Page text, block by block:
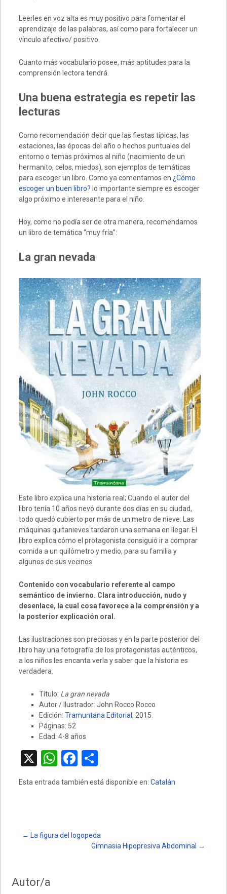
Leerles en voz alta es muy positivo para fomentar el
aprendizaje de las palabras, así como para fortalecer un
vínculo afectivo/ positivo.
Cuanto más vocabulario posee, más aptitudes para la
comprensión lectora tendrá.
Una buena estrategia es repetir las
lecturas
Como recomendación decir que las fiestas típicas, las
estaciones, las épocas del año o hechos puntuales del
entorno o temas próximos al niño (nacimiento de un
hermanito, celos, miedos), son ejemplos de temáticas
para escoger un libro. Como ya comentamos en ¿Cómo
escoger un buen libro? lo importante siempre es escoger
algo próximo e interesante para el niño.
Hoy, como no podía ser de otra manera, recomendamos
un libro de temática “muy fría”:
La gran nevada
Este libro explica una historia real; Cuando el autor del
libro tenía 10 años nevó durante dos días en su ciudad,
todo quedó cubierto por más de un metro de nieve. Las
máquinas quitanieves tardaron una semana en llegar. El
libro explica cómo el protagonista consiguió ir a comprar
comida a un quilómetro y medio, para su familia y
algunos de sus vecinos.
Contenido con vocabulario referente al campo
semántico de invierno. Clara introducción, nudo y
desenlace, la cual cosa favorece a la comprensión y a
la posterior explicación oral.
Las ilustraciones son preciosas y en la parte posterior del
libro hay una fotografía de los protagonistas auténticos,
a los niños les encanta verla y saber que la historia es
verdadera.
Título: La gran nevada
Autor / Ilustrador: John Rocco Rocco
Edición: Tramuntana Editorial , 2015.
Páginas: 52
Edad: 4-8 años
X W
h
at
p
F
a
ce
o
C
o
m
tir
Esta entrada también está disponible en: Catalán
Post
navigation
← La figura del logopeda
Gimnasia Hipopresiva Abdominal →
Autor/a